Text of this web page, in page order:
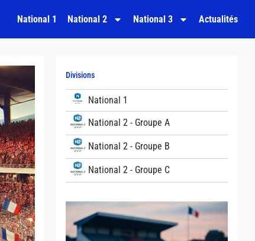
National 1 National 2 National 3 Actualités
Divisions
National 1
National 2 - Groupe A
National 2 - Groupe B
National 2 - Groupe C